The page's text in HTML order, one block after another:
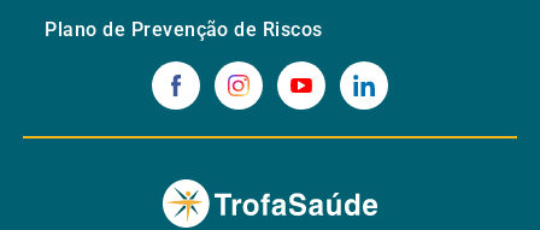
Plano de Prevenção de Riscos